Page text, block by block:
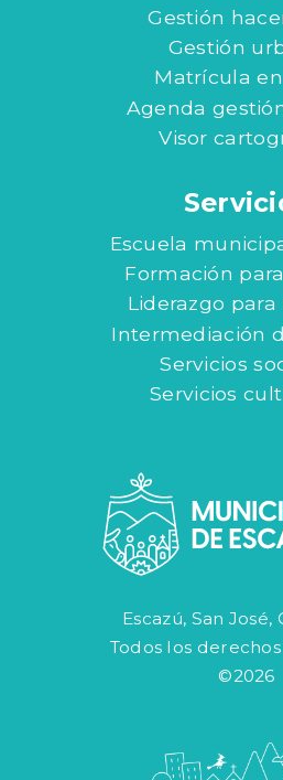
Gestión
Gestión
Matrícula
Agenda
Visor
Escuela
Formación
Liderazgo
Intermediación
Servicios
Servicios
Escazú, San José,
Todos los
©2026